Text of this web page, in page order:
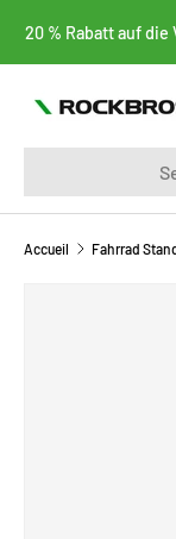
ALLER AU
20 % Rabatt auf die
Accueil Fahrrad
PASSER AUX